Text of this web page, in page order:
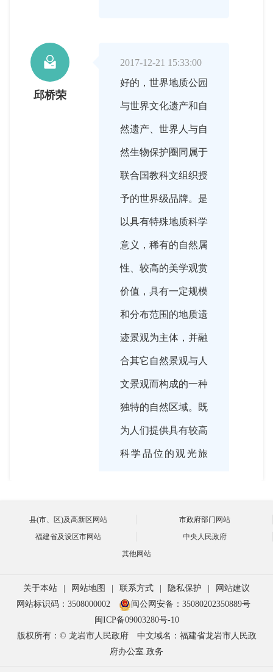

邱桥荣
2017-12-21 15:33:00
好的，世界地质公园
与世界文化遗产和自
然遗产、世界人与自
然生物保护圈同属于
联合国教科文组织授
予的世界级品牌。是
以具有特殊地质科学
意义，稀有的自然属
性、较高的美学观赏
价值，具有一定规模
和分布范围的地质遗
迹景观为主体，并融
合其它自然景观与人
文景观而构成的一种
独特的自然区域。既
为人们提供具有较高
科学品位的观光旅
疗养、文化娱乐的场
所，又是地质遗迹景
究与普及的基地。
县(市、区)及高新区网站
市政府部门网站
福建省及设区市网站
中央人民政府
其他网站
关于本站 网站地图 联系方式 隐私保护
网站建议
网站标识码：3508000002
闽公网安备：35080202350889号
闽ICP备09003280号-10
版权所有：© 龙岩市人民政府
中文域名：福建省龙岩市人民政
府办公室.政务